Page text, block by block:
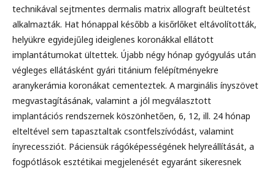
technikával sejtmentes dermalis matrix allograft beültetést
alkalmazták. Hat hónappal később a kisőrlőket eltávolították,
helyükre egyidejűleg ideiglenes koronákkal ellátott
implantátumokat ültettek. Újabb négy hónap gyógyulás után
végleges ellátásként gyári titánium felépítményekre
aranykerámia koronákat cementeztek. A marginális ínyszövet
megvastagításának, valamint a jól megválasztott
implantációs rendszernek köszönhetően, 6, 12, ill. 24 hónap
elteltével sem tapasztaltak csontfelszívódást, valamint
ínyrecessziót. Páciensük rágóképességének helyreállítását, a
fogpótlások esztétikai megjelenését egyaránt sikeresnek